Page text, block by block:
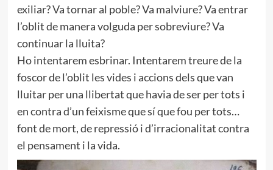
exiliar? Va tornar al poble? Va malviure? Va entrar
l’oblit de manera volguda per sobreviure? Va
continuar la lluita?
Ho intentarem esbrinar. Intentarem treure de la
foscor de l’oblit les vides i accions dels que van
lluitar per una llibertat que havia de ser per tots i
en contra d’un feixisme que sí que fou per tots…
font de mort, de repressió i d’irracionalitat contra
el pensament i la vida.